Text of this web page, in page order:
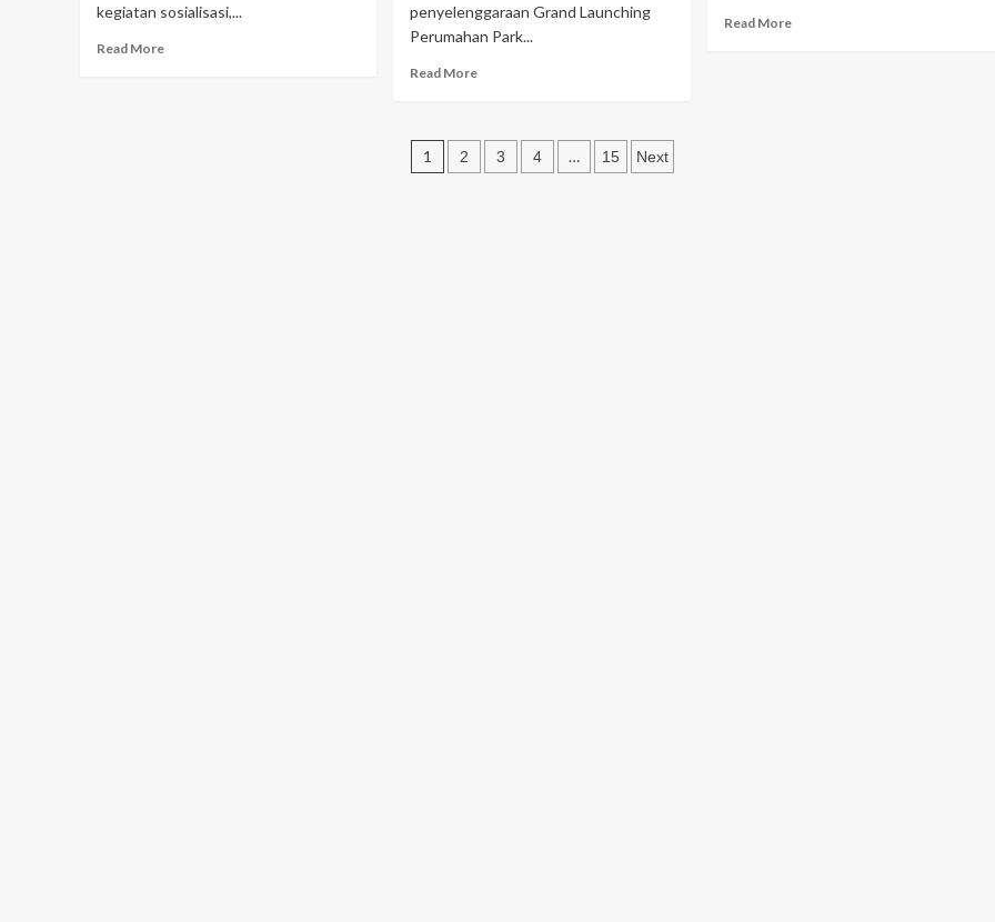
kegiatan sosialisasi,...
Read MoreRead
penyelenggaraan Grand Launching
Perumahan Park...
Read MoreRead
Serpong
Beach
Read MoreRead
Paginasi
1 2 3 4 … 15 Next